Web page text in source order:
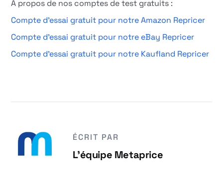
À propos de nos comptes de test gratuits :
Compte d'essai gratuit pour notre Amazon Repricer
Compte d'essai gratuit pour notre eBay Repricer
Compte d'essai gratuit pour notre Kaufland Repricer
ÉCRIT PAR
L'équipe Metaprice